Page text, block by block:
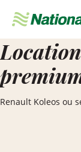
navigation
Renault Koleos ou